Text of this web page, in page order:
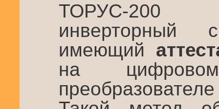
ТОРУС-200
инверторный
имеющий
на цифровом